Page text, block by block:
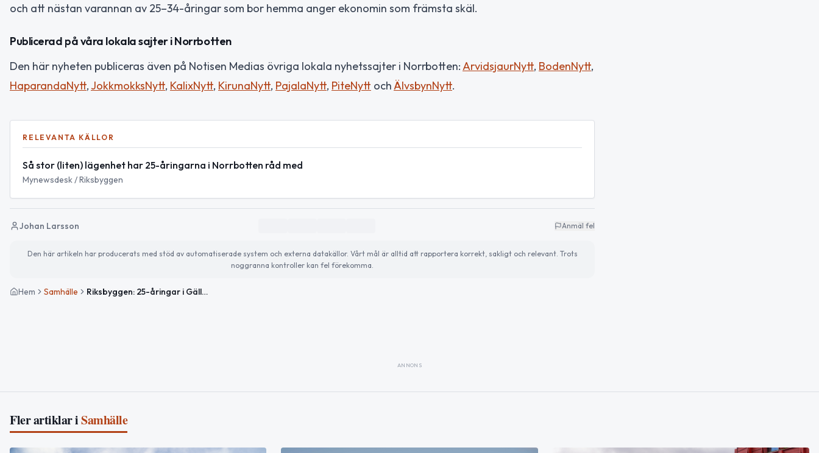
och att nästan varannan av 25–34-åringar som bor hemma anger ekonomin som främsta skäl.
Publicerad på våra lokala sajter i Norrbotten
Den här nyheten publiceras även på Notisen Medias övriga lokala nyhetssajter i Norrbotten:ArvidsjaurNytt, BodenNytt,
HaparandaNytt,JokkmokksNytt, KalixNytt, KirunaNytt, PajalaNytt, PiteNytt ochÄlvsbynNytt.
RELEVANTA KÄLLOR
Så stor (liten) lägenhet har 25-åringarna i Norrbotten råd med
Mynewsdesk / Riksbyggen
Johan Larsson Anmäl fel
Den här artikeln har producerats med stöd av automatiserade system och externa datakällor. Vårt mål är alltid att rapportera korrekt, sakligt och relevant. Trots
noggranna kontroller kan fel förekomma.
Hem Samhälle Riksbyggen: 25-åringar i Gällivare har råd med 8,4 kvadratmeter bostadsrätt
ANNONS
Fler artiklar iSamhälle